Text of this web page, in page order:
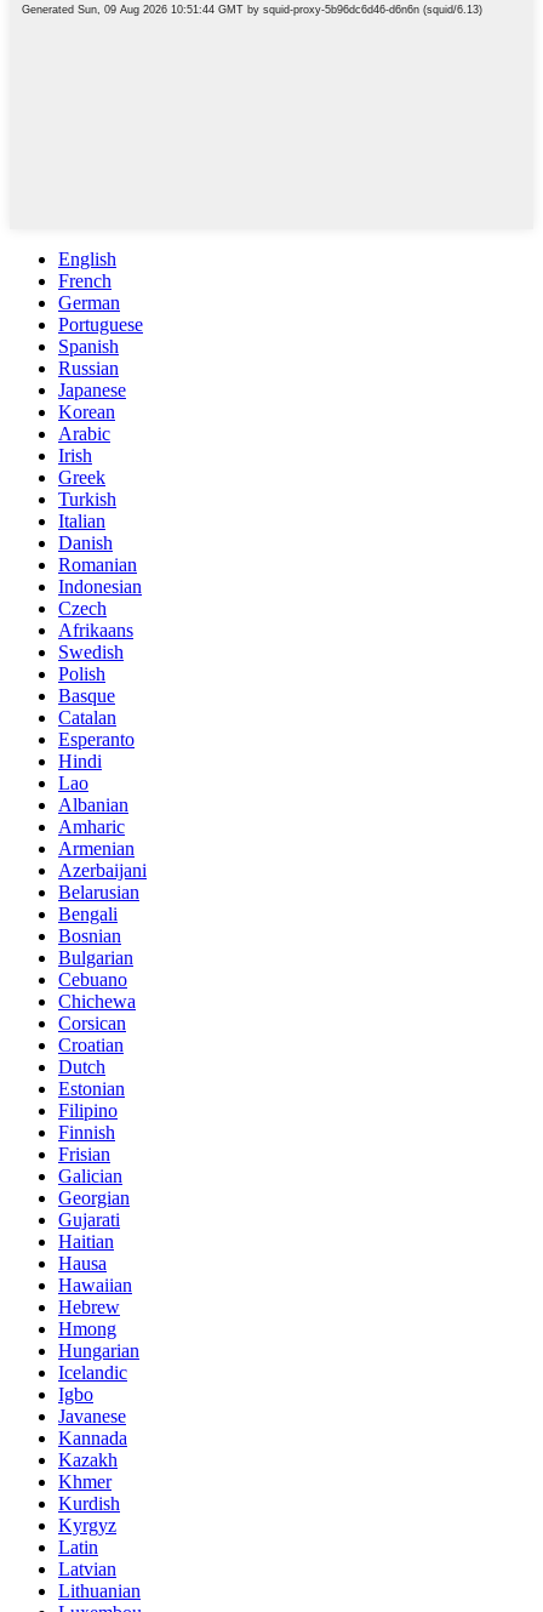
English
French
German
Portuguese
Spanish
Russian
Japanese
Korean
Arabic
Irish
Greek
Turkish
Italian
Danish
Romanian
Indonesian
Czech
Afrikaans
Swedish
Polish
Basque
Catalan
Esperanto
Hindi
Lao
Albanian
Amharic
Armenian
Azerbaijani
Belarusian
Bengali
Bosnian
Bulgarian
Cebuano
Chichewa
Corsican
Croatian
Dutch
Estonian
Filipino
Finnish
Frisian
Galician
Georgian
Gujarati
Haitian
Hausa
Hawaiian
Hebrew
Hmong
Hungarian
Icelandic
Igbo
Javanese
Kannada
Kazakh
Khmer
Kurdish
Kyrgyz
Latin
Latvian
Lithuanian